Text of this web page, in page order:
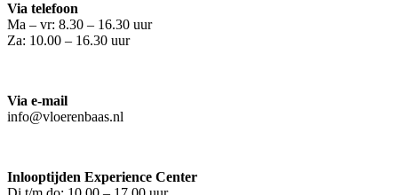
Via telefoon
Ma – vr: 8.30 – 16.30 uur
Za: 10.00 – 16.30 uur
Via e-mail
info@vloerenbaas.nl
Inlooptijden Experience Center